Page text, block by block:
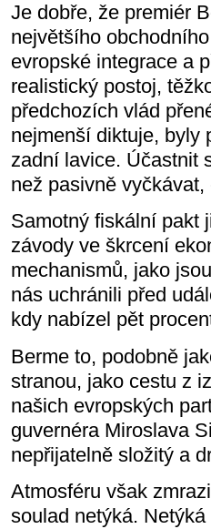
Je dobře, že premiér
největšího
evropské integrace a
realistický postoj,
předchozích vlád
nejmenší diktuje, byly
zadní lavice. Účastnit
než pasivně
Samotný fiskální pakt
závody ve škrcení
mechanismů, jako
nás uchránili před
kdy nabízel pět
Berme to, podobně
stranou, jako cestu z
našich evropských
guvernéra Miroslava
nepřijatelně složitý a
Atmosféru však
soulad netýká.